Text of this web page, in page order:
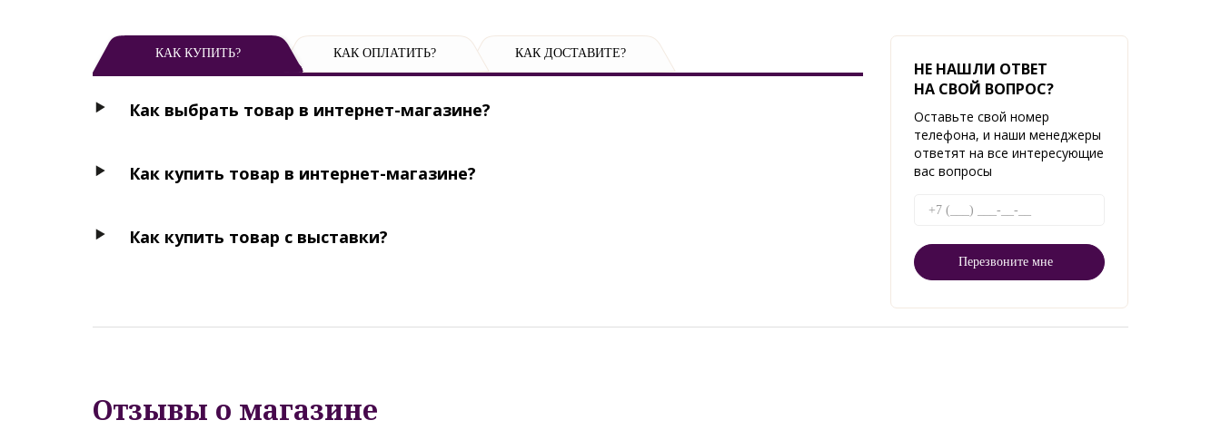
КАК КУПИТЬ? КАК ОПЛАТИТЬ? КАК ДОСТАВИТЕ?
Как выбрать товар в интернет-магазине?
Как купить товар в интернет-магазине?
Как купить товар с выставки?
НЕ НАШЛИ ОТВЕТ
НА СВОЙ ВОПРОС?
Оставьте свой номер
телефона, и наши менеджеры
ответят на все интересующие
вас вопросы
Отзывы о магазине